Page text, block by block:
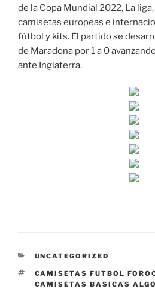
de la Copa Mundial 2022, La
camisetas europeas e
fútbol y kits. El partido se
de Maradona por 1 a 0
ante Inglaterra.
CATEGORÍAS
UNCATEGORIZED
ETIQUETAS
CAMISETAS FUTBOL
CAMISETAS BASICAS